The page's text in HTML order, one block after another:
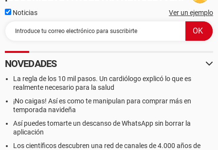
Noticias Ver un ejemplo
NOVEDADES
La regla de los 10 mil pasos. Un cardiólogo explicó lo que es
realmente necesario para la salud
¡No caigas! Así es como te manipulan para comprar más en
temporada navideña
Así puedes tomarte un descanso de WhatsApp sin borrar la
aplicación
Los científicos descubren una red de canales de 4.000 años de